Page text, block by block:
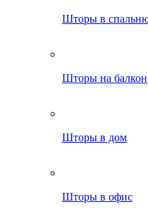
Шторы в
Шторы на балкон
Шторы в дом
Шторы в офис